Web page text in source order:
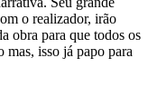
o realizador, irão
obra para que todos os
mas, isso já papo para